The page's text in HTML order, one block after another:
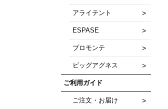
アライテント
ESPASE
プロモンテ
ビッグアグネス
ご利用ガイド
ご注文・お届け